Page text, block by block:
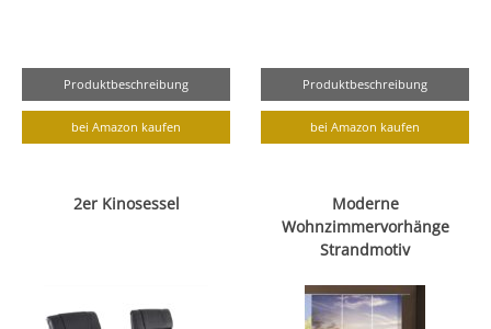
Produktbeschreibung
bei Amazon kaufen
Produktbeschreibung
bei Amazon kaufen
2er Kinosessel
Moderne
Wohnzimmervorhänge
Strandmotiv